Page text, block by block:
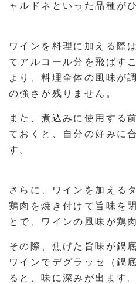
ャルドネといった品種が
ワインを料理に加える際
てアルコール分を飛ばす
より、料理全体の風味が
の強さが残りません。
また、煮込みに使用する
ておくと、自分の好みに
す。
さらに、ワインを加える
鶏肉を焼き付けて旨味を
とで、ワインの風味が鶏
その際、焦げた旨味が鍋
ワインでデグラッセ（鍋
ると、味に深みが出ます。